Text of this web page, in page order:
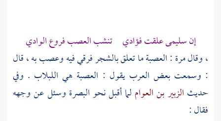
إنسليمىعلقت فؤادي تنشب العصب فروع الوادي
، وقال مرة : العصبة ما تعلق بالشجر فرقي فيه وعصب به ، قال
: وسمعت بعض العرب يقول : العصبة هي اللبلاب . وفي
حديث الزبير بن العوام لما أقبل نحوالبصرة وسئل عن وجهه
فقال :